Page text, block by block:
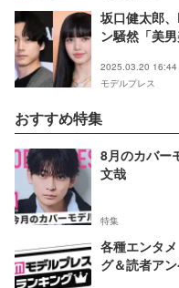
坂口健太郎
ン騒然「美
2025.03.20 16:44
モデルプレス
おすすめ特集
8月のカバー
文哉
特集
各種エンタ
グ＆読者ア